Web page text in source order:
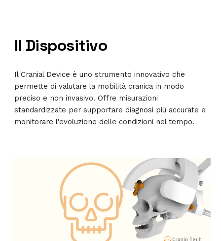
Il Dispositivo
Il Cranial Device è uno strumento innovativo che
permette di valutare la mobilità cranica in modo
preciso e non invasivo. Offre misurazioni
standardizzate per supportare diagnosi più accurate e
monitorare l'evoluzione delle condizioni nel tempo.